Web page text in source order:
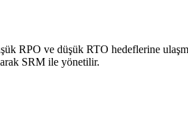
RPO ve düşük RTO hedeflerine
SRM ile yönetilir.